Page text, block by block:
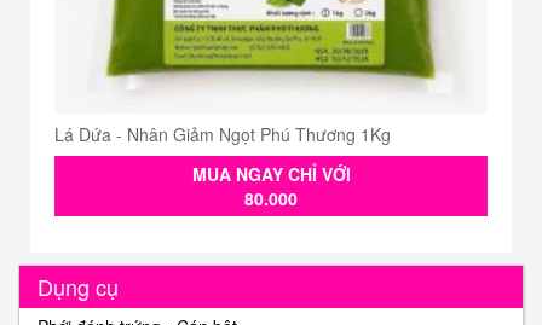
Lá Dứa - Nhân Giảm Ngọt Phú Thương 1Kg
MUA NGAY CHỈ VỚI
80.000
Dụng cụ